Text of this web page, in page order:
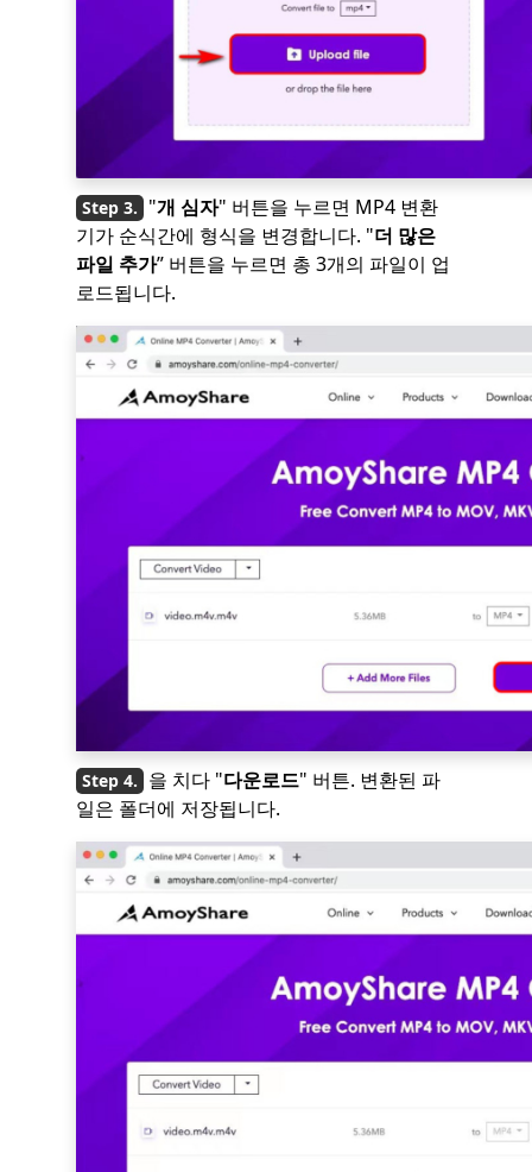
"개 심자" 버튼을 누르면 MP4 변환
기가 순식간에 형식을 변경합니다. "더 많은
파일 추가” 버튼을 누르면 총 3개의 파일이 업
로드됩니다.
을 치다 "다운로드" 버튼. 변환된 파
일은 폴더에 저장됩니다.